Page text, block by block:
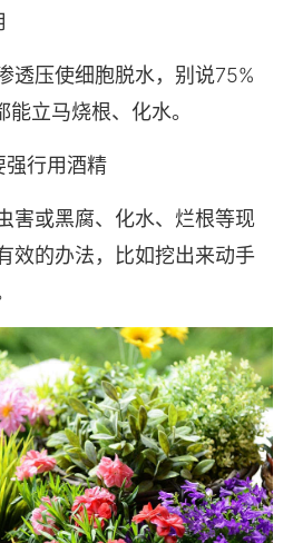
透压使细胞脱水，别说75%
立马烧根、化水。
强行用酒精
害或黑腐、化水、烂根等现
效的办法，比如挖出来动手